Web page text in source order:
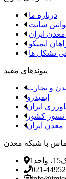
درباره ما
سایت
معدن ایران
ایمیکو
تشکل ها
پیوندهای مفید
و تجارت
ایمیدرو
ایران
نسوز کشور
معدن ایران
با شبکه معدن
021-